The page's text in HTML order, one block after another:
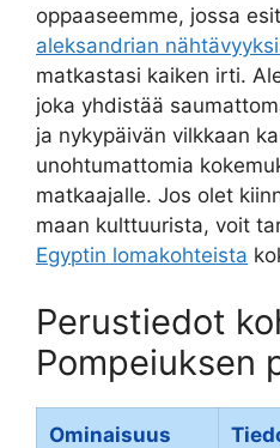
oppaaseemme, jossa
aleksandrian
matkastasi kaiken irti.
joka yhdistää
ja nykypäivän vilkkaan
unohtumattomia
matkaajalle. Jos olet
maan kulttuurista, voit
Egyptin lomakohteista
Perustiedot
Pompeiuksen
Ominaisuus